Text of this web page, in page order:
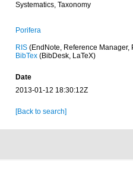
Systematics, Taxonomy
Porifera
RIS(EndNote, Reference Manager,
BibTex(BibDesk, LaTeX)
Date
2013-01-12 18:30:12Z
[Back to search]